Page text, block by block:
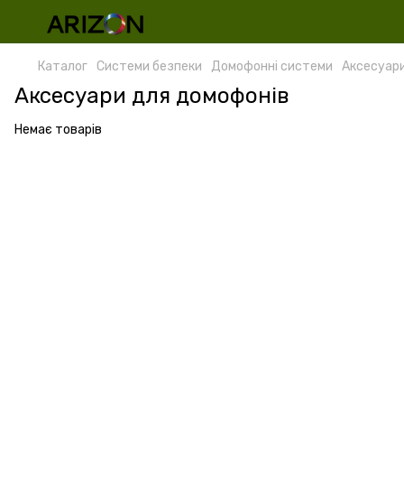
Каталог Системи безпеки Домофонні системи
Аксесуари для домофонів
Немає товарів